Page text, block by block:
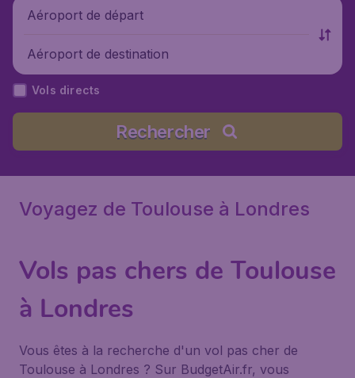
Aéroport de départ
Aéroport de destination
Vols directs
Rechercher
Voyagez de Toulouse à Londres
Vols pas chers de Toulouse
à Londres
Vous êtes à la recherche d'un vol pas cher de
Toulouse à Londres ? Sur BudgetAir.fr, vous